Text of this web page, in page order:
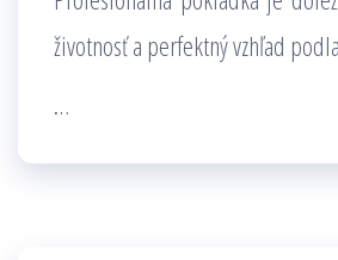
životnosť a perfektný vzhľad
…